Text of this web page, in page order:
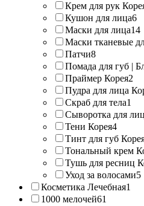
Крем для рук
Кушон для лица6
Маски для лица14
Маски тканевые
Патчи8
Помада для губ |
Праймер Корея2
Пудра для лица
Скраб для тела1
Сыворотка для
Тени Корея4
Тинт для губ
Тональный крем
Тушь для ресниц
Уход за волосами5
Косметика Лечебная1
1000 мелочей61